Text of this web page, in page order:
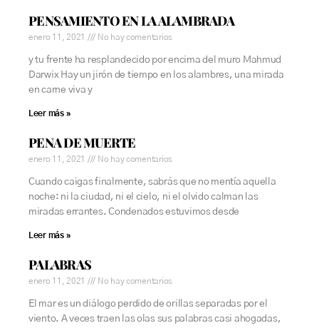
PENSAMIENTO EN LA ALAMBRADA
enero 11, 2021 No hay comentarios
y tu frente ha resplandecido por encima del muro Mahmud
Darwix Hay un jirón de tiempo en los alambres, una mirada
en carne viva y
Leer más »
PENA DE MUERTE
enero 11, 2021 No hay comentarios
Cuando caigas finalmente, sabrás que no mentía aquella
noche: ni la ciudad, ni el cielo, ni el olvido calman las
miradas errantes. Condenados estuvimos desde
Leer más »
PALABRAS
enero 11, 2021 No hay comentarios
El mar es un diálogo perdido de orillas separadas por el
viento. A veces traen las olas sus palabras casi ahogadas,